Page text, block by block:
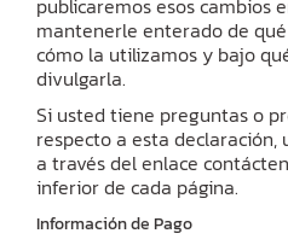
publicaremos esos cambios
mantenerle enterado de
cómo la utilizamos y bajo
divulgarla.
Si usted tiene preguntas o
respecto a esta
a través del enlace
inferior de cada página.
Información de Pago